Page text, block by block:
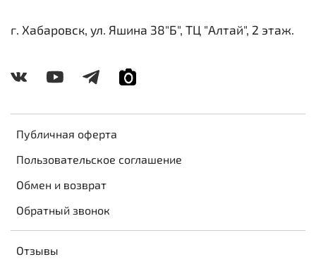
Публичная оферта
Пользовательское соглашение
Обмен и возврат
Обратный звонок
Отзывы
г. Хабаровск, ул. Яшина 38"Б", ТЦ "Алтай", 2 этаж.